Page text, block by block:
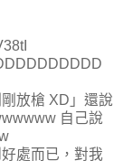
放槍 XD」還說
自己說
處而已，對我